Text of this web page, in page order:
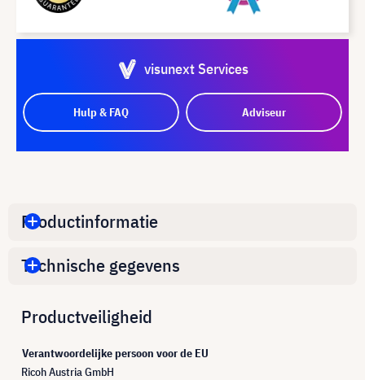
visunext Services
Hulp & FAQ Adviseur
Productinformatie
Technische gegevens
Productveiligheid
Verantwoordelijke persoon voor de EU
Ricoh Austria GmbH